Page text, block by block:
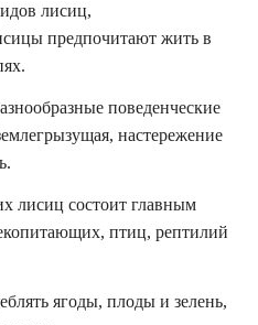
лисиц,
предпочитают жить в
поведенческие
настережение
лисиц состоит главным
птиц, рептилий
ягоды, плоды и зелень,